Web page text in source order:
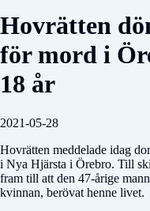
Hovrätten
för mord i
18 år
2021-05-28
Hovrätten meddelade idag
i Nya Hjärsta i Örebro. Till
fram till att den 47-årige
kvinnan, berövat henne livet.